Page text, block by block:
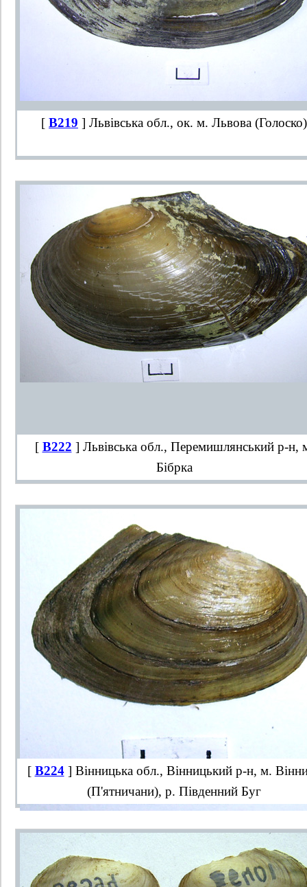
[ B219 ] Львівська обл., ок. м. Львова (Голоско)
[ B222 ] Львівська обл., Перемишлянський р-н,
Бібрка
[ B224] Вінницька обл., Вінницький р-н, м.
(П'ятничани), р. Південний Буг